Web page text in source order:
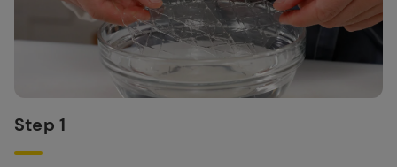
Step 1